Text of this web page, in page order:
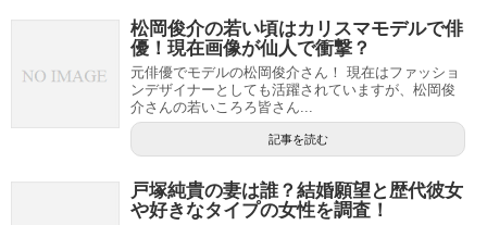
松岡俊介の若い頃はカリスマモデルで俳
優！現在画像が仙人で衝撃？
元俳優でモデルの松岡俊介さん！ 現在はファッショ
ンデザイナーとしても活躍されていますが、松岡俊
介さんの若いころろ皆さん...
記事を読む
戸塚純貴の妻は誰？結婚願望と歴代彼女
や好きなタイプの女性を調査！